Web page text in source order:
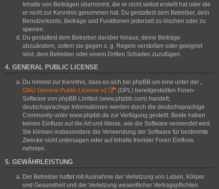
Inhalte von Beiträgen übernimmt, die er nicht selbst erstellt hat oder die
er nicht zur Kenntnis genommen hat. Du gestattest dem Betreiber, dein
Benutzerkonto, Beiträge und Funktionen jederzeit zu löschen oder zu
sperren.
Du gestattest dem Betreiber darüber hinaus, deine Beiträge
abzuändern, sofern sie gegen o. g. Regeln verstoßen oder geeignet
sind, dem Betreiber oder einem Dritten Schaden zuzufügen.
4. GENERAL PUBLIC LICENSE
Du nimmst zur Kenntnis, dass es sich bei phpBB um eine unter der „
GNU General Public License v2
“ (GPL) bereitgestellten Foren-
Software von phpBB Limited (www.phpbb.com) handelt;
deutschsprachige Informationen werden durch die deutschsprachige
Community unter www.phpbb.de zur Verfügung gestellt. Beide haben
keinen Einfluss auf die Art und Weise, wie die Software verwendet wird.
Sie können insbesondere die Verwendung der Software für bestimmte
Zwecke nicht untersagen oder auf Inhalte fremder Foren Einfluss
nehmen.
5. GEWÄHRLEISTUNG
Der Betreiber haftet mit Ausnahme der Verletzung von Leben, Körper
und Gesundheit und der Verletzung wesentlicher Vertragspflichten